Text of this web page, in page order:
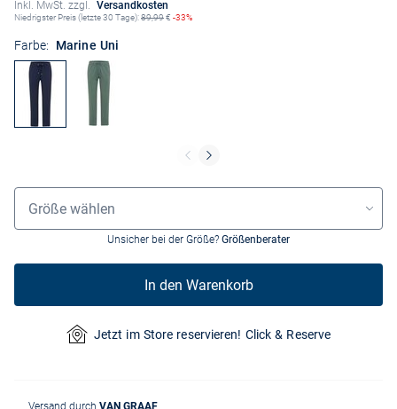
Inkl. MwSt. zzgl. Versandkosten
Niedrigster Preis (letzte 30 Tage):89,99€ -33%
Farbe: Marine Uni
Größenauswahl
Größe wählen
Unsicher bei der Größe? Größenberater
In den Warenkorb
Jetzt im Store reservieren! Click & Reserve
Versand durch VAN GRAAF